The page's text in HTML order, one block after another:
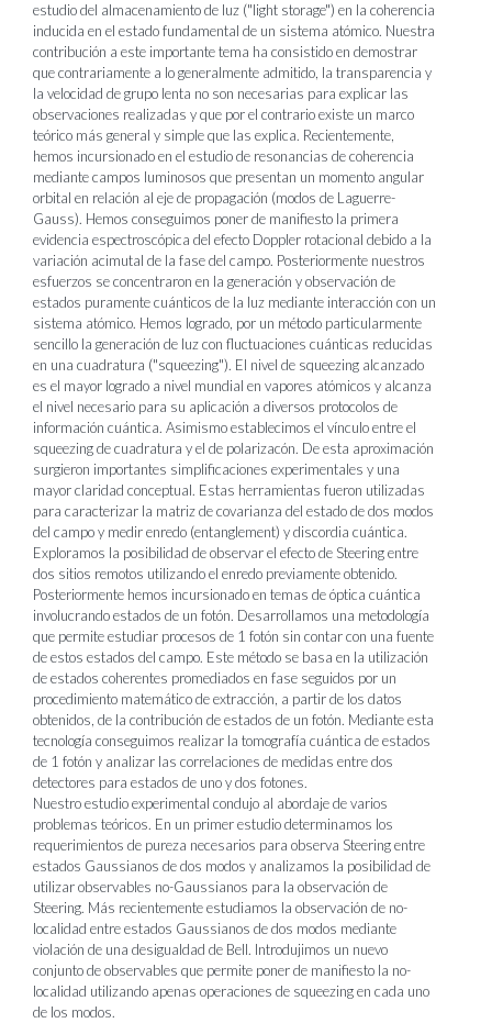
estudio del almacenamiento de luz ("light storage") en la coherencia
inducida en el estado fundamental de un sistema atómico. Nuestra
contribución a este importante tema ha consistido en demostrar
que contrariamente a lo generalmente admitido, la transparencia y
la velocidad de grupo lenta no son necesarias para explicar las
observaciones realizadas y que por el contrario existe un marco
teórico más general y simple que las explica. Recientemente,
hemos incursionado en el estudio de resonancias de coherencia
mediante campos luminosos que presentan un momento angular
orbital en relación al eje de propagación (modos de Laguerre-
Gauss). Hemos conseguimos poner de manifiesto la primera
evidencia espectroscópica del efecto Doppler rotacional debido a la
variación acimutal de la fase del campo. Posteriormente nuestros
esfuerzos se concentraron en la generación y observación de
estados puramente cuánticos de la luz mediante interacción con un
sistema atómico. Hemos logrado, por un método particularmente
sencillo la generación de luz con fluctuaciones cuánticas reducidas
en una cuadratura ("squeezing"). El nivel de squeezing alcanzado
es el mayor logrado a nivel mundial en vapores atómicos y alcanza
el nivel necesario para su aplicación a diversos protocolos de
información cuántica. Asimismo establecimos el vínculo entre el
squeezing de cuadratura y el de polarizacón. De esta aproximación
surgieron importantes simplificaciones experimentales y una
mayor claridad conceptual. Estas herramientas fueron utilizadas
para caracterizar la matriz de covarianza del estado de dos modos
del campo y medir enredo (entanglement) y discordia cuántica.
Exploramos la posibilidad de observar el efecto de Steering entre
dos sitios remotos utilizando el enredo previamente obtenido.
Posteriormente hemos incursionado en temas de óptica cuántica
involucrando estados de un fotón. Desarrollamos una metodología
que permite estudiar procesos de 1 fotón sin contar con una fuente
de estos estados del campo. Este método se basa en la utilización
de estados coherentes promediados en fase seguidos por un
procedimiento matemático de extracción, a partir de los datos
obtenidos, de la contribución de estados de un fotón. Mediante esta
tecnología conseguimos realizar la tomografía cuántica de estados
de 1 fotón y analizar las correlaciones de medidas entre dos
detectores para estados de uno y dos fotones.
Nuestro estudio experimental condujo al abordaje de varios
problemas teóricos. En un primer estudio determinamos los
requerimientos de pureza necesarios para observa Steering entre
estados Gaussianos de dos modos y analizamos la posibilidad de
utilizar observables no-Gaussianos para la observación de
Steering. Más recientemente estudiamos la observación de no-
localidad entre estados Gaussianos de dos modos mediante
violación de una desigualdad de Bell. Introdujimos un nuevo
conjunto de observables que permite poner de manifiesto la no-
localidad utilizando apenas operaciones de squeezing en cada uno
de los modos.